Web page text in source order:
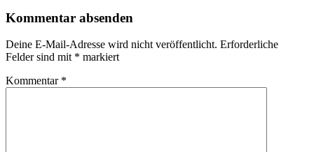
Kommentar absenden
Deine E-Mail-Adresse wird nicht veröffentlicht. Erforderliche
Felder sind mit * markiert
Kommentar *